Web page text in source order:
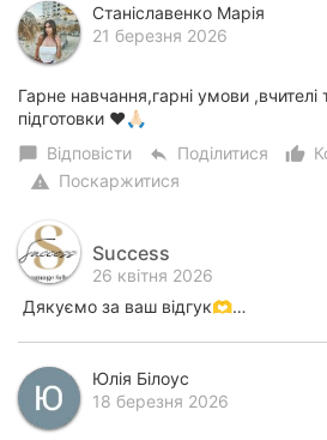
Станіславенко Марія
21 березня 2026
Гарне навчання,гарні умови ,вчителі
підготовки ❤️🙏🏻
chat_bubble Відповісти reply Поділитися
warning Поскаржитися
Success
26 квітня 2026
Дякуємо за ваш відгук🫶…
Юлія Білоус
18 березня 2026